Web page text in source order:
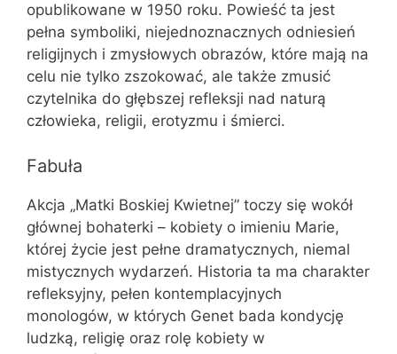
opublikowane w 1950 roku. Powieść ta jest
pełna symboliki, niejednoznacznych odniesień
religijnych i zmysłowych obrazów, które mają na
celu nie tylko zszokować, ale także zmusić
czytelnika do głębszej refleksji nad naturą
człowieka, religii, erotyzmu i śmierci.
Fabuła
Akcja „Matki Boskiej Kwietnej” toczy się wokół
głównej bohaterki – kobiety o imieniu Marie,
której życie jest pełne dramatycznych, niemal
mistycznych wydarzeń. Historia ta ma charakter
refleksyjny, pełen kontemplacyjnych
monologów, w których Genet bada kondycję
ludzką, religię oraz rolę kobiety w